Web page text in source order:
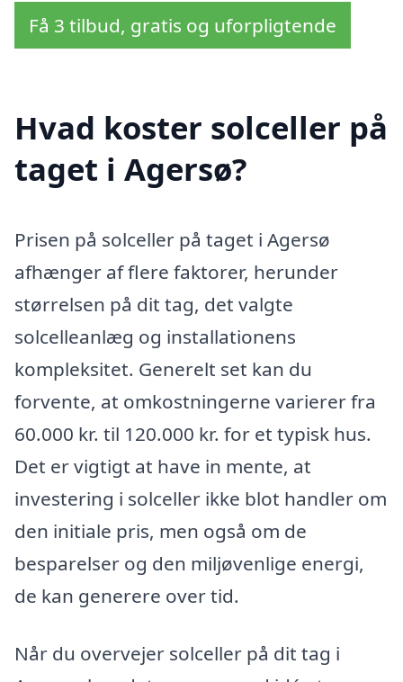
Få 3 tilbud, gratis og uforpligtende
Hvad koster solceller på
taget i Agersø?
Prisen på solceller på taget i Agersø
afhænger af flere faktorer, herunder
størrelsen på dit tag, det valgte
solcelleanlæg og installationens
kompleksitet. Generelt set kan du
forvente, at omkostningerne varierer fra
60.000 kr. til 120.000 kr. for et typisk hus.
Det er vigtigt at have in mente, at
investering i solceller ikke blot handler om
den initiale pris, men også om de
besparelser og den miljøvenlige energi,
de kan generere over tid.
Når du overvejer solceller på dit tag i